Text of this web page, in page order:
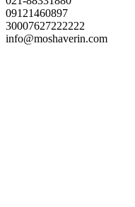
09121460897
30007627222222
info@moshaverin.com